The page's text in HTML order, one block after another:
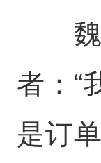
魏
者：“
是订